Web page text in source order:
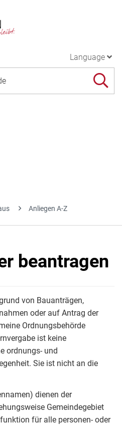
Language
Anliegen A-Z
beantragen
von Bauanträgen,
oder auf Antrag der
Ordnungsbehörde
ist keine
ordnungs- und
Sie ist nicht an die
dienen der
Gemeindegebiet
für alle personen- oder